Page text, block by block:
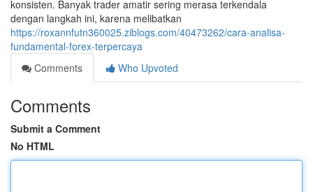
konsisten. Banyak trader amatir sering merasa terkendala
dengan langkah ini, karena melibatkan
https://roxannfutn360025.ziblogs.com/40473262/cara-analisa-
fundamental-forex-terpercaya
Comments
Who Upvoted
Comments
Submit a Comment
No HTML